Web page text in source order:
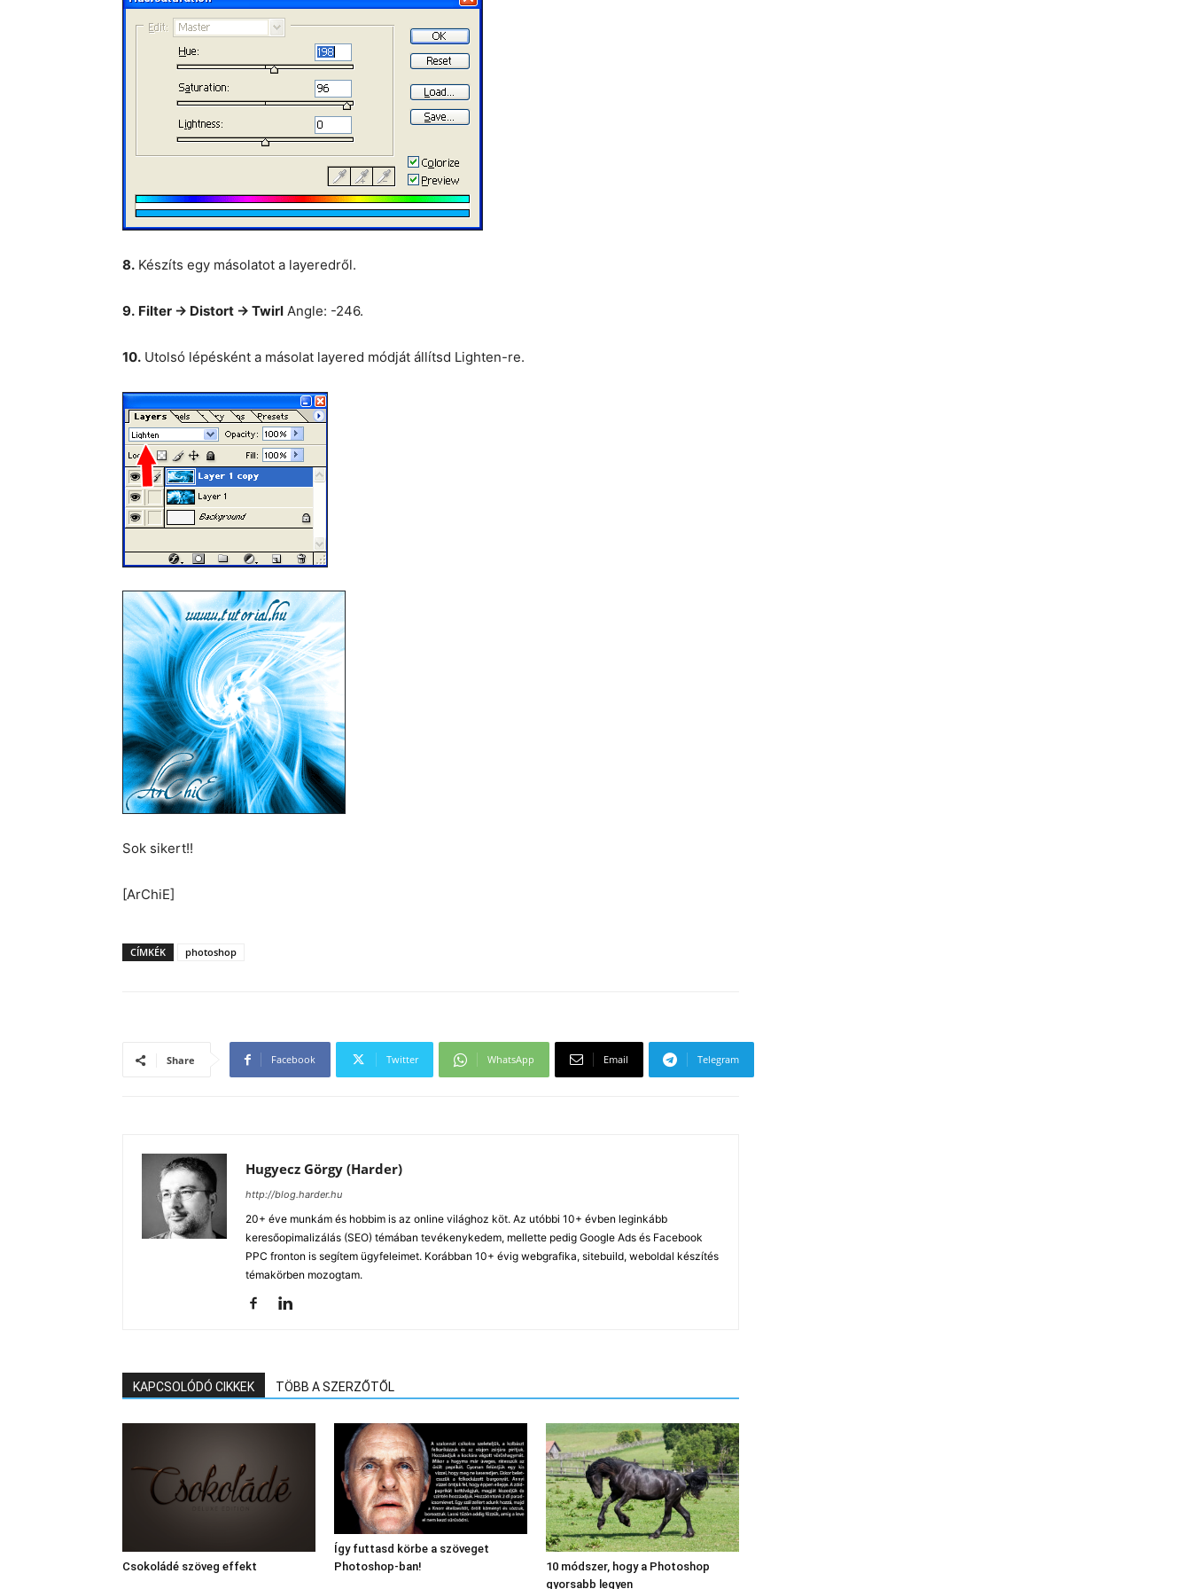
8. Készíts egy másolatot a layeredről.
9. Filter -> Distort -> Twirl Angle: -246.
10. Utolsó lépésként a másolat layered módját állítsd Lighten-re.
Sok sikert!!
[ArChiE]
CÍMKÉK photoshop
Share Facebook Twitter WhatsApp Email Telegram
Hugyecz Görgy (Harder)
http://blog.harder.hu
20+ éve munkám és hobbim is az online világhoz köt. Az utóbbi 10+ évben leginkább
keresőopimalizálás (SEO) témában tevékenykedem, mellette pedig Google Ads és Facebook
PPC fronton is segítem ügyfeleimet. Korábban 10+ évig webgrafika, sitebuild, weboldal készítés
témakörben mozogtam.
KAPCSOLÓDÓ CIKKEK TÖBB A SZERZŐTŐL
Csokoládé szöveg effekt
Így futtasd körbe a szöveget
Photoshop-ban!
10 módszer, hogy a Photoshop
gyorsabb legyen